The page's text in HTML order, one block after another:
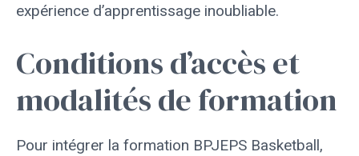
expérience d’apprentissage inoubliable.
Conditions d’accès et
modalités de formation
Pour intégrer la formation BPJEPS Basketball,